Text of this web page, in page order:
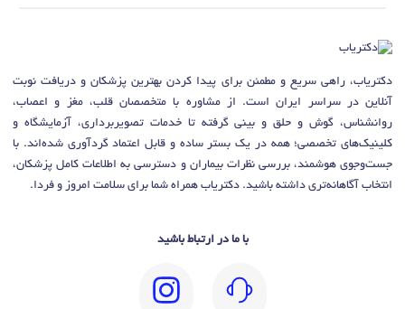
دکتریاب، راهی سریع و مطمئن برای پیدا کردن بهترین پزشکان و دریافت نوبت
آنلاین در سراسر ایران است. از مشاوره با متخصصان قلب، مغز و اعصاب،
روانشناس، گوش و حلق و بینی گرفته تا خدمات تصویربرداری، آزمایشگاه و
کلینیک‌های تخصصی؛ همه در یک بستر ساده و قابل اعتماد گردآوری شده‌اند. با
جست‌وجوی هوشمند، بررسی نظرات بیماران و دسترسی به اطلاعات کامل پزشکان،
انتخاب آگاهانه‌تری داشته باشید. دکتریاب همراه شما برای سلامت امروز و فردا.
با ما در ارتباط باشید